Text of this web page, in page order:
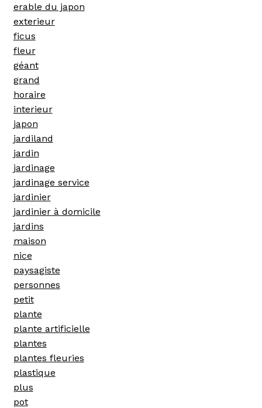
erable du japon
exterieur
ficus
fleur
géant
grand
horaire
interieur
japon
jardiland
jardin
jardinage
jardinage service
jardinier
jardinier à domicile
jardins
maison
nice
paysagiste
personnes
petit
plante
plante artificielle
plantes
plantes fleuries
plastique
plus
pot